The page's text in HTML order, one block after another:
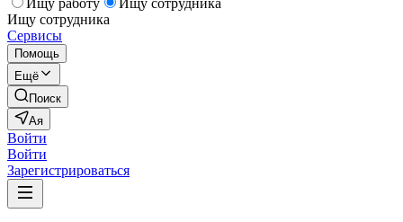
Ищу работу
Ищу сотрудника
Ищу сотрудника
Сервисы
Помощь
Ещё
Поиск
Ая
Войти
Войти
Зарегистрироваться